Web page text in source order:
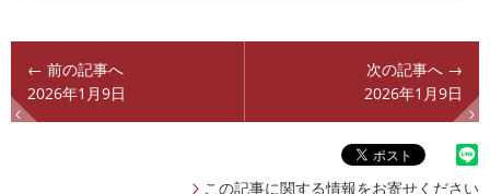
← 前の記事へ
2026年1月9日
次の記事へ →
2026年1月9日
この記事に関する情報をお寄せください